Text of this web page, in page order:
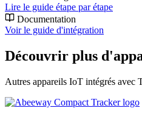
Lire le guide étape par étape
Documentation
Voir le guide d'intégration
Découvrir plus
Autres appareils IoT intégrés avec